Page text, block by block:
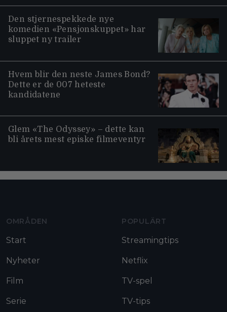
Den stjernespekkede nye
komedien «Pensjonskuppet» har
sluppet ny trailer
Hvem blir den neste James Bond?
Dette er de 007 heteste
kandidatene
Glem «The Odyssey» – dette kan
bli årets mest episke filmeventyr
OMRÅDEN
Start
Nyheter
Film
Serie
POPULÄRT
Streamingtips
Netflix
TV-spel
TV-tips